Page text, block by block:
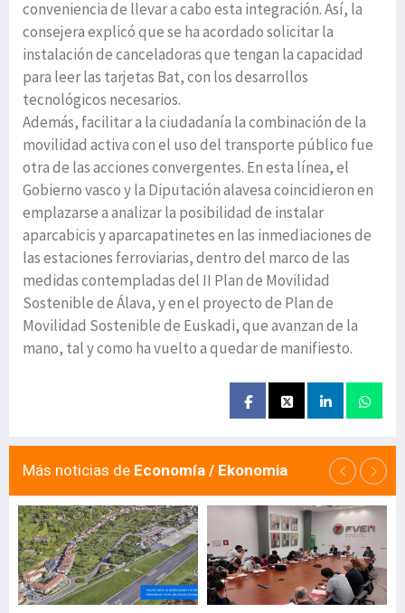
conveniencia de llevar a cabo esta integración. Así, la
consejera explicó que se ha acordado solicitar la
instalación de canceladoras que tengan la capacidad
para leer las tarjetas Bat, con los desarrollos
tecnológicos necesarios.
Además, facilitar a la ciudadanía la combinación de la
movilidad activa con el uso del transporte público fue
otra de las acciones convergentes. En esta línea, el
Gobierno vasco y la Diputación alavesa coincidieron en
emplazarse a analizar la posibilidad de instalar
aparcabicis y aparcapatinetes en las inmediaciones de
las estaciones ferroviarias, dentro del marco de las
medidas contempladas del II Plan de Movilidad
Sostenible de Álava, y en el proyecto de Plan de
Movilidad Sostenible de Euskadi, que avanzan de la
mano, tal y como ha vuelto a quedar de manifiesto.
Más noticias de Economía / Ekonomia